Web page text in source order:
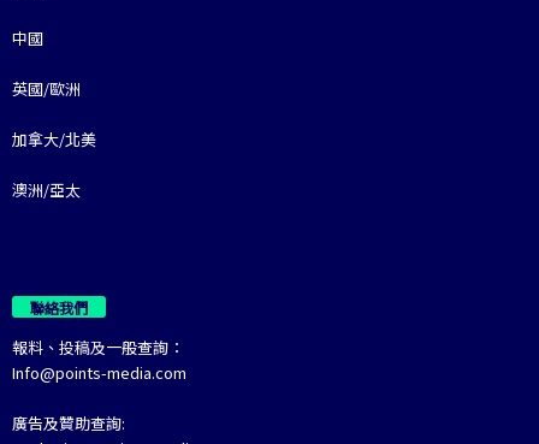
中國
英國/歐洲
加拿大/北美
澳洲/亞太
聯絡我們
報料、投稿及一般查詢：
Info@points-media.com
廣告及贊助查詢: